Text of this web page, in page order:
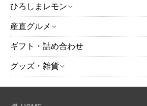
ひろしまレモン
産直グルメ
ギフト・詰め合わせ
グッズ・雑貨